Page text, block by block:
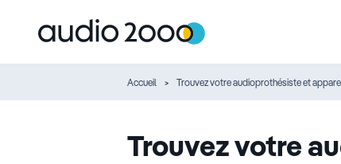
Accueil Trouvez votre audioprothésiste et
Trouvez votre